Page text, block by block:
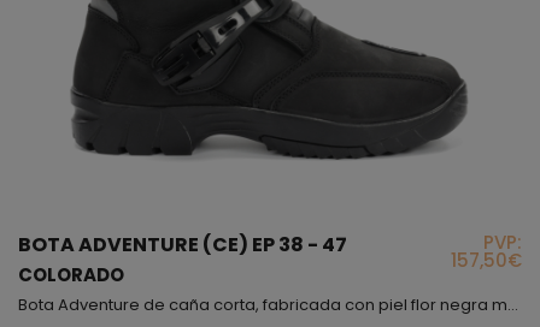
BOTA ADVENTURE (CE) EP 38 - 47
COLORADO
PVP:
157,50€
Bota Adventure de caña corta, fabricada con piel flor negra mate, este tipo de piel es muy resistente ante cualquier posible impacto o abrasión, interiormente encontraras que entre el forro y la piel hay una lamina de Foam con la que te sentirás muy cómodo al llevar la bota, además de esto, debes saber que el forro interior es de alta resistencia e incluye protectores para los tobillos. En cuanto a la parte exterior del modelo Colorado, lleva diferentes puntos de refue...